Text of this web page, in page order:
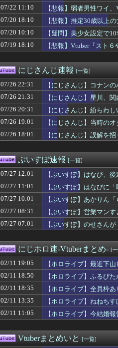
07/22 11:10
【悲報】弱者男性ワイ
07/20 18:10
【悲報】推定30歳以上
07/20 10:10
【疑問】美少女設定で
07/19 18:10
【悲報】Vtuber『スト
にじさんじ速報 [一覧]
07/26 22:31
【にじさんじ】コナン
07/26 21:31
【にじさんじ】星川、
07/26 20:31
【にじさんじ】紛らわ
07/26 19:01
【にじさんじ】当時の
07/26 18:01
【にじさんじ】誤解を
ぶいすぽ速報 [一覧]
07/27 12:01
【ぶいすぽ】はなび、
07/27 11:01
【ぶいすぽ】はなびに
07/27 10:01
【ぶいすぽ】あかりん
07/27 08:31
【ぶいすぽ】営業マン
07/27 07:01
【ぶいすぽ】のせさん
にじホロ速-Vtuberまとめ- [
02/11 19:05
【ホロライブ】最近下
02/11 18:50
【ホロライブ】ふるび
02/11 18:35
【ホロライブ】全員枠あ
02/11 13:35
【ホロライブ】ねねち
02/11 11:05
【ホロライブ】今結婚
Vtuberまとめいと [一覧]